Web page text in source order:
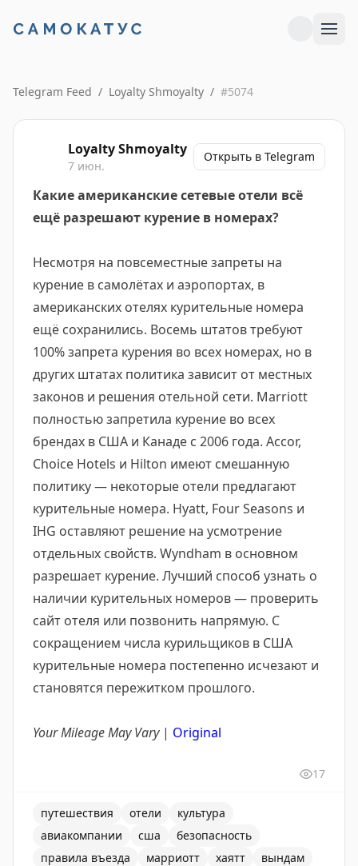
Telegram Feed / Loyalty Shmoyalty / #5074
Loyalty Shmoyalty
7 июн.
Открыть в Telegram
Какие американские сетевые отели всё
ещё разрешают курение в номерах?
Несмотря на повсеместные запреты на
курение в самолётах и аэропортах, в
американских отелях курительные номера
ещё сохранились. Восемь штатов требуют
100% запрета курения во всех номерах, но в
других штатах политика зависит от местных
законов и решения отельной сети. Marriott
полностью запретила курение во всех
брендах в США и Канаде с 2006 года. Accor,
Choice Hotels и Hilton имеют смешанную
политику — некоторые отели предлагают
курительные номера. Hyatt, Four Seasons и
IHG оставляют решение на усмотрение
отдельных свойств. Wyndham в основном
разрешает курение. Лучший способ узнать о
наличии курительных номеров — проверить
сайт отеля или позвонить напрямую. С
сокращением числа курильщиков в США
курительные номера постепенно исчезают и
становятся пережитком прошлого.
Your Mileage May Vary| Original
17
путешествия отели
культура
авиакомпании
сша
безопасность
правила въезда
марриотт хаятт вындам